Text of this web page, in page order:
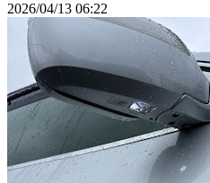
2026/04/13 06:22